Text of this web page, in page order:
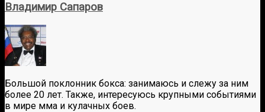
Владимир Сапаров
Большой поклонник бокса: занимаюсь и слежу за ним
более 20 лет. Также, интересуюсь крупными событиями
в мире мма и кулачных боев.